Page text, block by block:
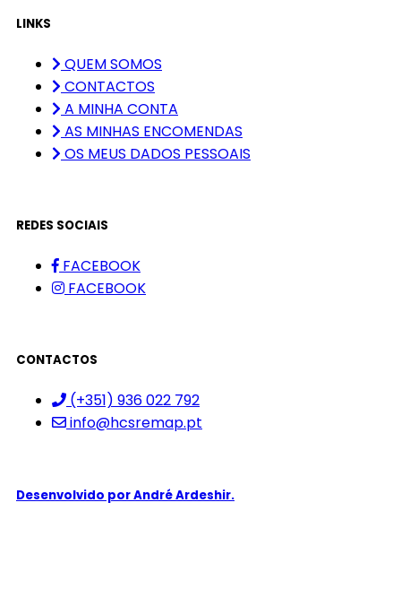
LINKS
QUEM SOMOS
CONTACTOS
A MINHA CONTA
AS MINHAS ENCOMENDAS
OS MEUS DADOS PESSOAIS
REDES SOCIAIS
FACEBOOK
FACEBOOK
CONTACTOS
(+351) 936 022 792
info@hcsremap.pt
Desenvolvido porAndré Ardeshir.